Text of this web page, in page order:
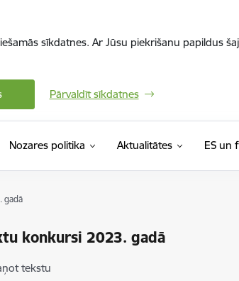
sīkdatnes. Ar Jūsu piekrišanu papildus
Pārvaldīt sīkdatnes
Nozares politika Aktualitātes ES un
gadā
konkursi 2023. gadā
tekstu